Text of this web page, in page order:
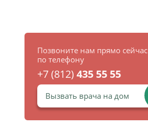
Позвоните нам прямо сейчас
по телефону
+7 (812) 435 55 55
Вызвать врача на дом